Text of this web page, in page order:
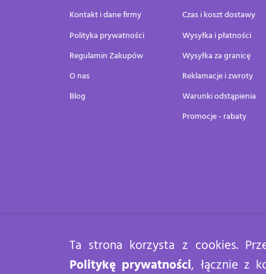
Kontakt i dane firmy
Polityka prywatności
Regulamin Zakupów
O nas
Blog
Czas i koszt dostawy
Wysyłka i płatności
Wysyłka za granicę
Reklamacje i zwroty
Warunki odstąpienia
Promocje - rabaty
Zdrowy sen Copyright 2020
Ta strona korzysta z cookies.
Politykę prywatności, łącznie z